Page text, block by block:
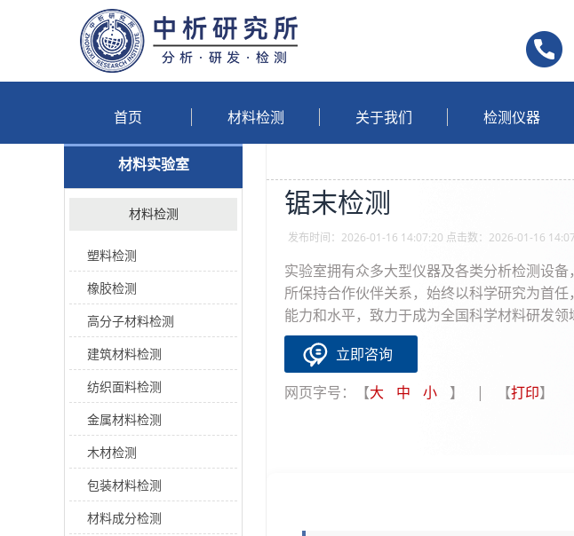
首页 材料检测 关于我们 检测仪器
锯末检测
发布时间：2026-01-16 14:07:20 点击数：2026-01-16
实验室拥有众多大型仪器及各类分析检测设
所保持合作伙伴关系，始终以科学研究为首
能力和水平，致力于成为全国科学材料研发领
立即咨询
网页字号：【大 中 小 】 | 【打印】
材料实验室
材料检测
塑料检测
橡胶检测
高分子材料检测
建筑材料检测
纺织面料检测
金属材料检测
木材检测
包装材料检测
材料成分检测